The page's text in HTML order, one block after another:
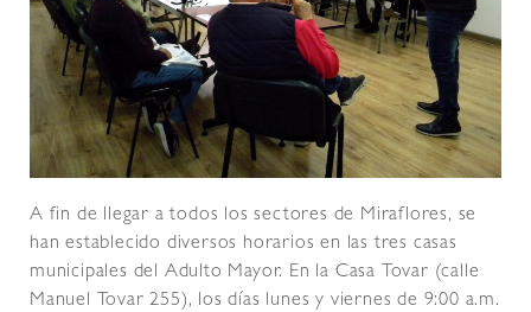
A fin de llegar a todos los sectores de Miraflores, se
han establecido diversos horarios en las tres casas
municipales del Adulto Mayor. En la Casa Tovar (calle
Manuel Tovar 255), los días lunes y viernes de 9:00 a.m.